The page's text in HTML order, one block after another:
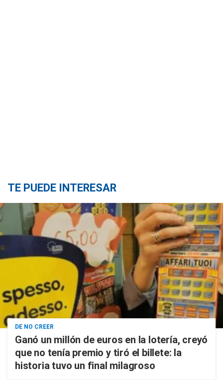
TE PUEDE INTERESAR
DE NO CREER
Ganó un millón de euros en la lotería, creyó
que no tenía premio y tiró el billete: la
historia tuvo un final milagroso